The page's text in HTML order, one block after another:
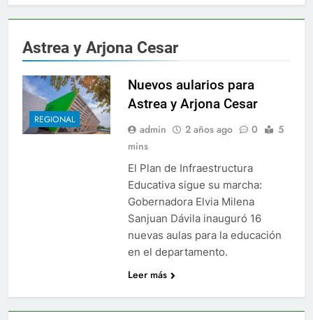
ampliar beneficios de las becas Fedescesar
para el combate de incendios en Colombia
Berosca y Jesús Vides Con éxito se
3 Años Ago
docente que abusó sexualmente de niña de 13 años
3 Días Ago
Ejército y Policía se
1 Año Ago
nuevos cupos de crédito La Patillalera,
2 Años Ago
para el combate de incendios en Colombia
Astrea y Arjona Cesar
REGIONAL
Nuevos aularios para
Astrea y Arjona Cesar
admin 2 años ago 0
5
mins
El Plan de Infraestructura
Educativa sigue su marcha:
Gobernadora Elvia Milena
Sanjuan Dávila inauguró 16
nuevas aulas para la educación
en el departamento.
Leer más